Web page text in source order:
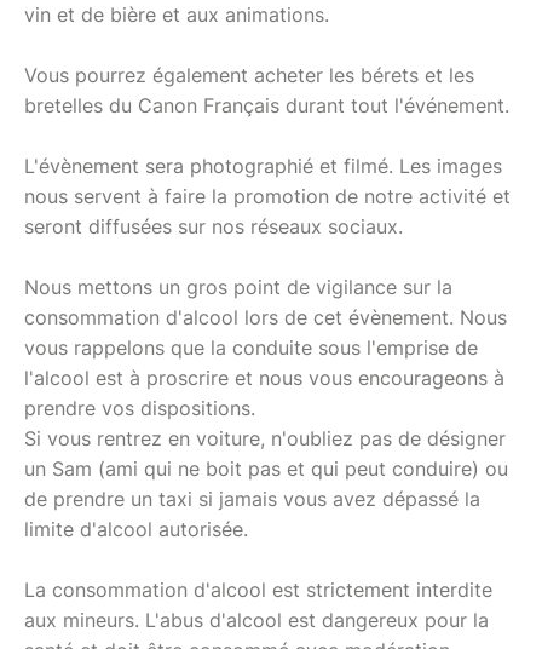
vin et de bière et aux animations.
Vous pourrez également acheter les bérets et les
bretelles du Canon Français durant tout l'événement.
L'évènement sera photographié et filmé. Les images
nous servent à faire la promotion de notre activité et
seront diffusées sur nos réseaux sociaux.
Nous mettons un gros point de vigilance sur la
consommation d'alcool lors de cet évènement. Nous
vous rappelons que la conduite sous l'emprise de
l'alcool est à proscrire et nous vous encourageons à
prendre vos dispositions.
Si vous rentrez en voiture, n'oubliez pas de désigner
un Sam (ami qui ne boit pas et qui peut conduire) ou
de prendre un taxi si jamais vous avez dépassé la
limite d'alcool autorisée.
La consommation d'alcool est strictement interdite
aux mineurs. L'abus d'alcool est dangereux pour la